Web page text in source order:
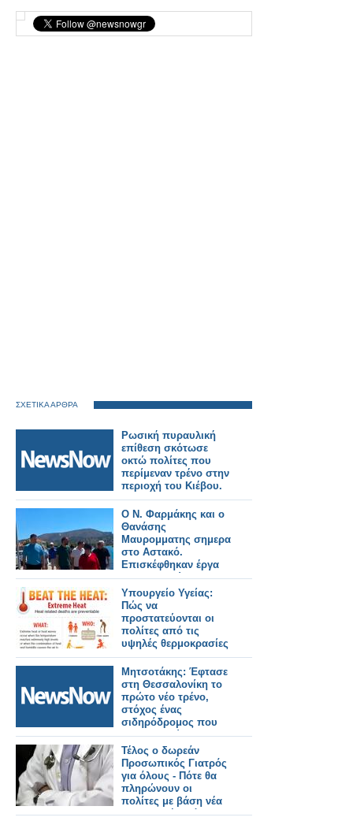
ΣΧΕΤΙΚΑ ΑΡΘΡΑ
Ρωσική πυραυλική
επίθεση σκότωσε
οκτώ πολίτες που
περίμεναν τρένο στην
περιοχή του Κιέβου.
Ο Ν. Φαρμάκης και ο
Θανάσης
Μαυρομματης σημερα
στο Αστακό.
Επισκέφθηκαν έργα
που εκτελούνται στην
περιοχή και
συναντήθηκαν με
φορείς και πολίτες
(φωτο-βιντεο)
Υπουργείο Υγείας:
Πώς να
προστατεύονται οι
πολίτες από τις
υψηλές θερμοκρασίες
Μητσοτάκης: Έφτασε
στη Θεσσαλονίκη το
πρώτο νέο τρένο,
στόχος ένας
σιδηρόδρομος που
θα εμπιστεύονται οι
πολίτες.
Τέλος ο δωρεάν
Προσωπικός Γιατρός
για όλους - Πότε θα
πληρώνουν οι
πολίτες με βάση νέα
υπουργική απόφαση